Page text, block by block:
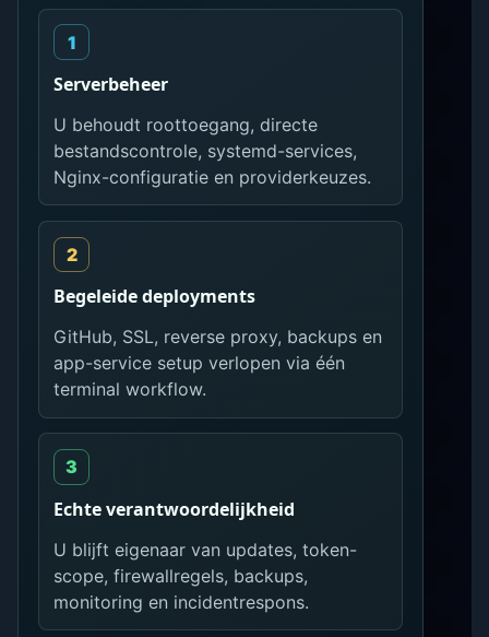
Serverbeheer
U behoudt roottoegang, directe
bestandscontrole, systemd-services,
Nginx-configuratie en providerkeuzes.
Begeleide deployments
GitHub, SSL, reverse proxy, backups en
app-service setup verlopen via één
terminal workflow.
Echte verantwoordelijkheid
U blijft eigenaar van updates, token-
scope, firewallregels, backups,
monitoring en incidentrespons.